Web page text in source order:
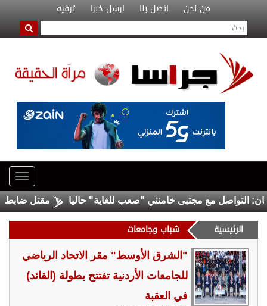
من نحن اتصل بنا ارسل خبرا ترفيه
مع مجتبى خامنئي "صعب للغاية" حاليا مقتل ضابط وجندي
الرئيسية شباب وجامعات
"الشرق الأوسط" مقر الاتحاد الرياضي
للجامعات الأردنية تفتتح بطولة (القائد)
في العقبة